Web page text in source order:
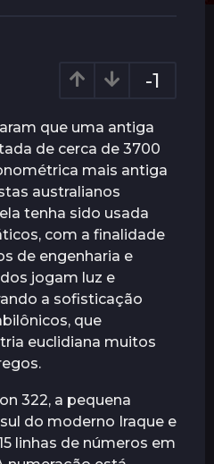
-1
que uma antiga
de cerca de 3700
mais antiga
australianos
tenha sido usada
com a finalidade
de engenharia e
jogam luz e
a sofisticação
que
euclidiana muitos
322, a pequena
do moderno Iraque e
linhas de números em